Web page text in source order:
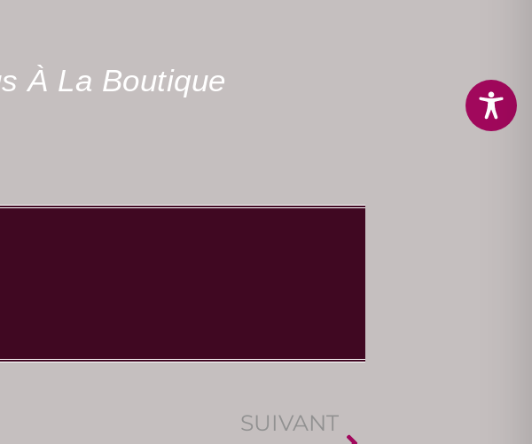
À La Boutique
SUIVANT